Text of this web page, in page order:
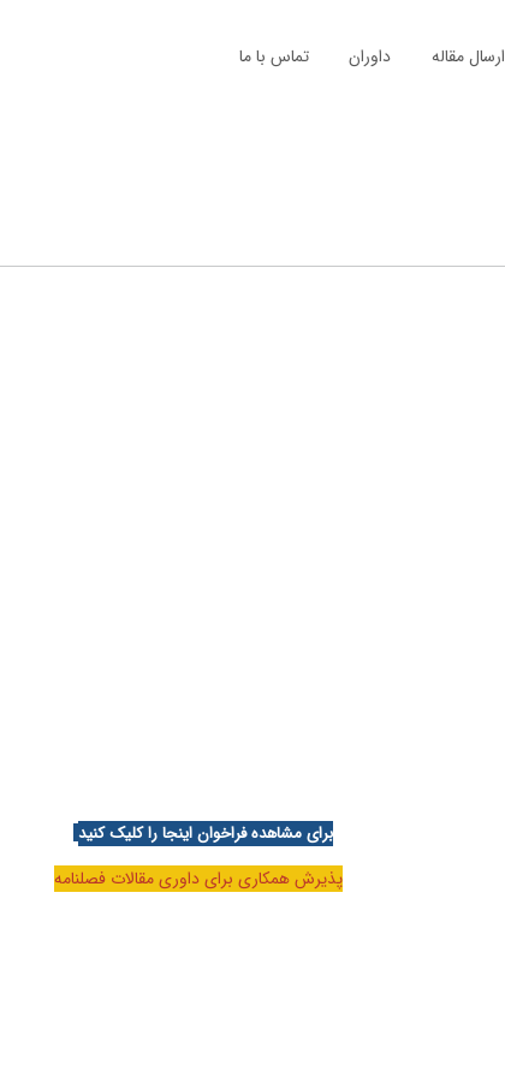
ارسال مقاله داوران تماس با ما
برای مشاهده فراخوان اینجا را کلیک کنید
پذیرش همکاری برای داوری مقالات فصلنامه